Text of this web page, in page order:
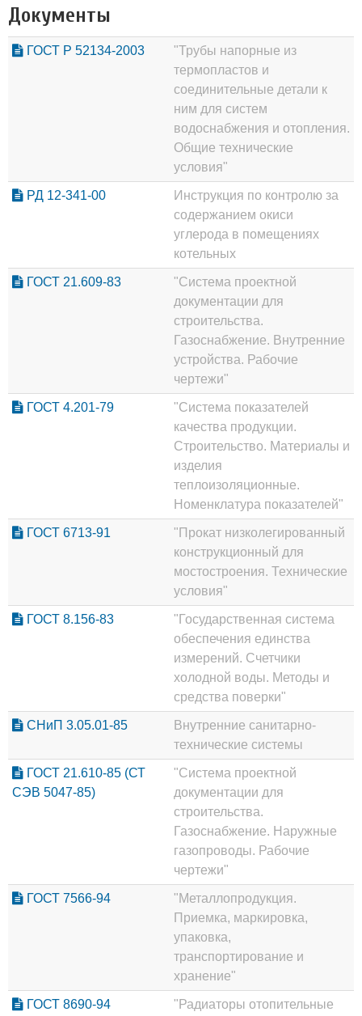
Документы
ГОСТ Р 52134-2003
"Трубы напорные из
термопластов и
соединительные детали к
ним для систем
водоснабжения и отопления.
Общие технические
условия"
РД 12-341-00
Инструкция по контролю за
содержанием окиси
углерода в помещениях
котельных
ГОСТ 21.609-83
"Система проектной
документации для
строительства.
Газоснабжение. Внутренние
устройства. Рабочие
чертежи"
ГОСТ 4.201-79
"Система показателей
качества продукции.
Строительство. Материалы и
изделия
теплоизоляционные.
Номенклатура показателей"
ГОСТ 6713-91
"Прокат низколегированный
конструкционный для
мостостроения. Технические
условия"
ГОСТ 8.156-83
"Государственная система
обеспечения единства
измерений. Счетчики
холодной воды. Методы и
средства поверки"
СНиП 3.05.01-85
Внутренние санитарно-
технические системы
ГОСТ 21.610-85 (СТ
СЭВ 5047-85)
"Система проектной
документации для
строительства.
Газоснабжение. Наружные
газопроводы. Рабочие
чертежи"
ГОСТ 7566-94
"Металлопродукция.
Приемка, маркировка,
упаковка,
транспортирование и
хранение"
ГОСТ 8690-94
"Радиаторы отопительные